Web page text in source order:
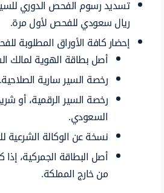
ريال سعودي للفحص لأول مرة.
إحضار كافة الأوراق المطلوبة
أصل بطاقة الهوية لمالك
رخصة السير سارية الصلاحية.
رخصة السير الرقمية، أو
السعودي.
نسخة عن الوكالة الشرعية
أصل البطاقة الجمركية،
من خارج المملكة.